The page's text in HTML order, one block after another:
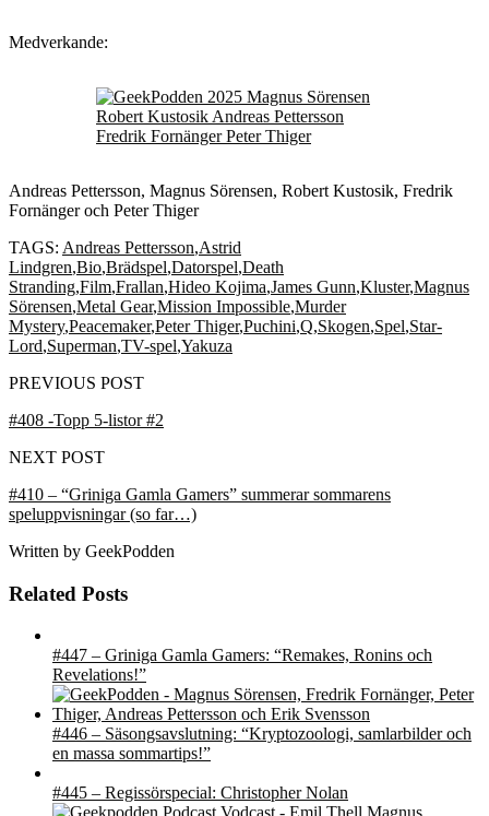
Medverkande:
Andreas Pettersson, Magnus Sörensen, Robert Kustosik, Fredrik
Fornänger och Peter Thiger
TAGS: Andreas Pettersson,Astrid
Lindgren,Bio,Brädspel,Datorspel,Death
Stranding,Film,Frallan,Hideo Kojima,James Gunn,Kluster,Magnus
Sörensen,Metal Gear,Mission Impossible,Murder
Mystery,Peacemaker,Peter Thiger,Puchini,Q,Skogen,Spel,Star-
Lord,Superman,TV-spel,Yakuza
PREVIOUS POST
#408 -Topp 5-listor #2
NEXT POST
#410 – “Griniga Gamla Gamers” summerar sommarens
speluppvisningar (so far…)
Written by GeekPodden
Related Posts
#447 – Griniga Gamla Gamers: “Remakes, Ronins och
Revelations!”
#446 – Säsongsavslutning: “Kryptozoologi, samlarbilder och
en massa sommartips!”
#445 – Regissörspecial: Christopher Nolan